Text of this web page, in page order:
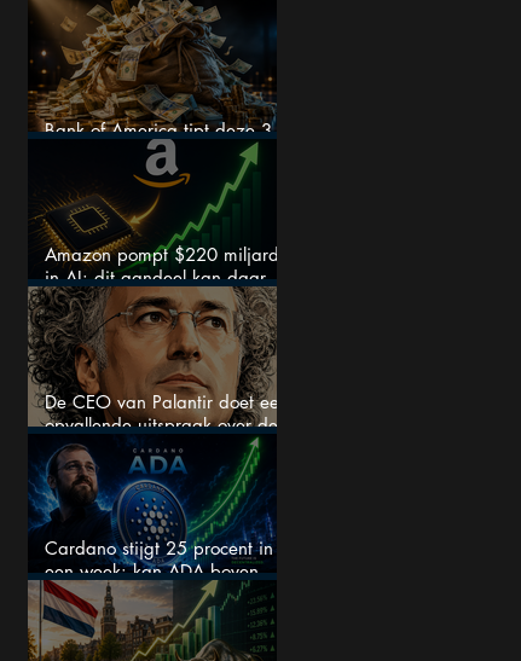
en wordt volgens analisten
onderschat
Bank of America tipt deze 3
chipaandelen
Amazon pompt $220 miljard
in AI: dit aandeel kan daar
explosief van profiteren
De CEO van Palantir doet een
opvallende uitspraak over de
beurs
Cardano stijgt 25 procent in
een week: kan ADA boven
$0,20 blijven?